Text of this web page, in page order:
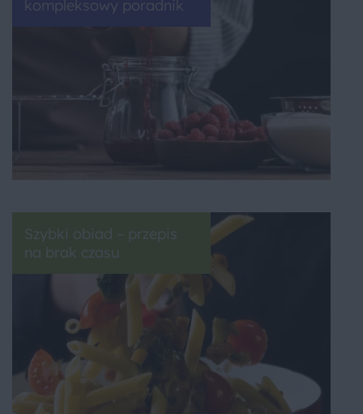
kompleksowy poradnik
Szybki obiad – przepis
na brak czasu